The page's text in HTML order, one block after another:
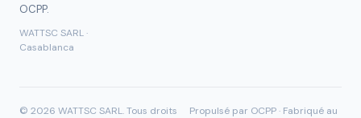
OCPP.
WATTSC SARL ·
Casablanca
© 2026 WATTSC SARL.Tous droits
Propulsé par OCPP · Fabriqué au